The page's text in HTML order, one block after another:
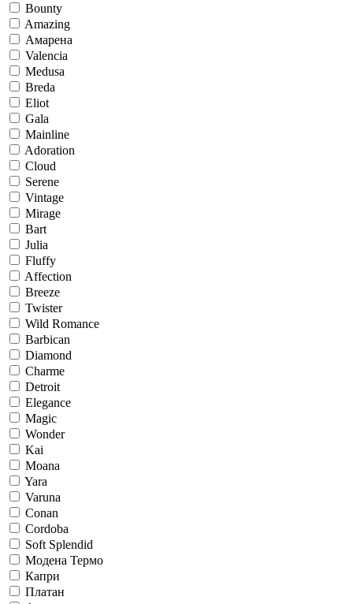
Bounty
Amazing
Амарена
Valencia
Medusa
Breda
Eliot
Gala
Mainline
Adoration
Cloud
Serene
Vintage
Mirage
Bart
Julia
Fluffy
Affection
Breeze
Twister
Wild Romance
Barbican
Diamond
Charme
Detroit
Elegance
Magic
Wonder
Kai
Moana
Yara
Varuna
Conan
Cordoba
Soft Splendid
Модена Термо
Капри
Платан